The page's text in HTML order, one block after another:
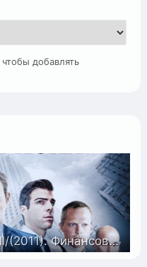
чтобы добавлять
Предел Риска /Margin Call/(2011). Финансовый триллер о начале мирового кризиса 2008 года